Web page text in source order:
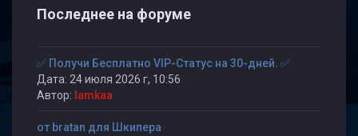
Последнее на форуме
✅ Получи Бесплатно VIP-Статус на 30-дней. ✅
Дата: 24 июля 2026 г, 10:56
Автор: lamkaa
от bratan для Шкипера